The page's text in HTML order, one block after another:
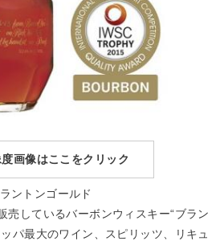
画像はここをクリック
ントンゴールド
しているバーボンウィスキー“ブラン
パ最大のワイン、スピリッツ、リキュ